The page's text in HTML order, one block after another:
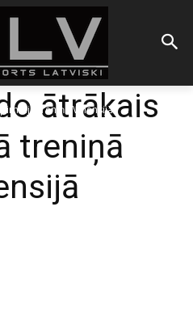
treniņā Valensijā
ātrākais
treniņā